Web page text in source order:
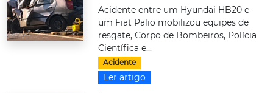
Acidente entre um Hyundai HB20 e
um Fiat Palio mobilizou equipes de
resgate, Corpo de Bombeiros, Polícia
Científica e...
Acidente
Ler artigo